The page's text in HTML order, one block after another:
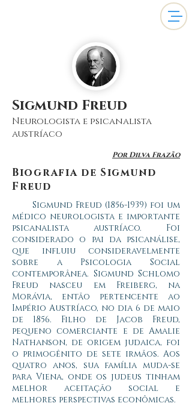
Sigmund Freud
Neurologista e psicanalista
austríaco
Por Dilva Frazão
Biografia de Sigmund
Freud
Sigmund Freud (1856-1939) foi um
médico neurologista e importante
psicanalista austríaco. Foi
considerado o pai da psicanálise,
que influiu consideravelmente
sobre a Psicologia Social
contemporânea. Sigmund Schlomo
Freud nasceu em Freiberg, na
Morávia, então pertencente ao
Império Austríaco, no dia 6 de maio
de 1856. Filho de Jacob Freud,
pequeno comerciante e de Amalie
Nathanson, de origem judaica, foi
o primogênito de sete irmãos. Aos
quatro anos, sua família muda-se
para Viena, onde os judeus tinham
melhor aceitação social e
melhores perspectivas econômicas.